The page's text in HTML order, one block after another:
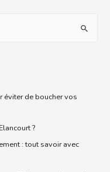
éviter de boucher vos
?
: tout savoir avec